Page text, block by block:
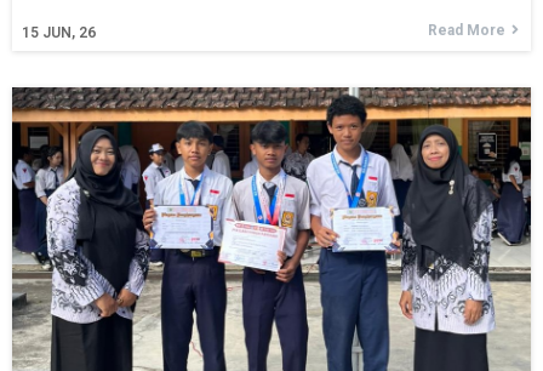
15 JUN, 26 Read More